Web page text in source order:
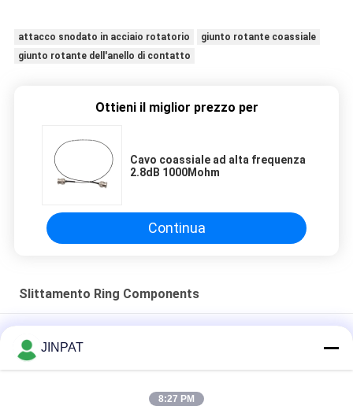
attacco snodato in acciaio rotatorio
giunto rotante coassiale
giunto rotante dell'anello di contatto
Ottieni il miglior prezzo per
Cavo coassiale ad alta frequenza
2.8dB 1000Mohm
Continua
Slittamento Ring Components
Aiutanti ad alta frequenza tipici dell'anello di contatto di
JINPAT
8:27 PM